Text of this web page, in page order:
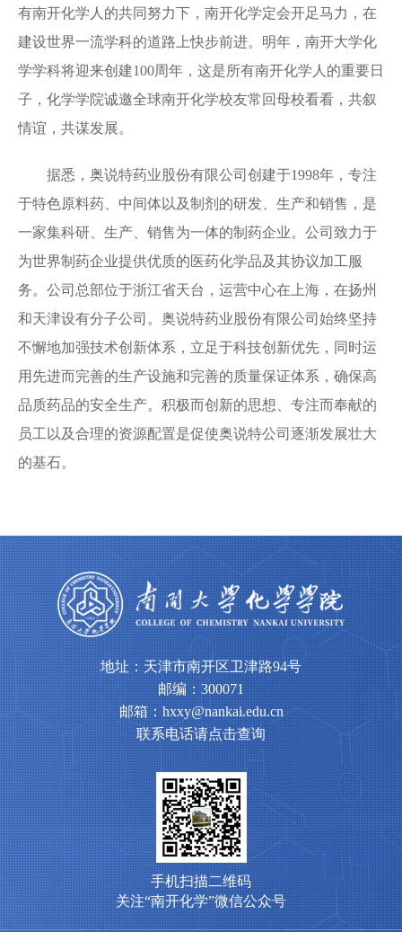
有南开化学人的共同努力下，南开化学定会开足马力，在
建设世界一流学科的道路上快步前进。明年，南开大学化
学学科将迎来创建100周年，这是所有南开化学人的重要日
子，化学学院诚邀全球南开化学校友常回母校看看，共叙
情谊，共谋发展。
据悉，奥说特药业股份有限公司创建于1998年，专注
于特色原料药、中间体以及制剂的研发、生产和销售，是
一家集科研、生产、销售为一体的制药企业。公司致力于
为世界制药企业提供优质的医药化学品及其协议加工服
务。公司总部位于浙江省天台，运营中心在上海，在扬州
和天津设有分子公司。奥说特药业股份有限公司始终坚持
不懈地加强技术创新体系，立足于科技创新优先，同时运
用先进而完善的生产设施和完善的质量保证体系，确保高
品质药品的安全生产。积极而创新的思想、专注而奉献的
员工以及合理的资源配置是促使奥说特公司逐渐发展壮大
的基石。
地址：天津市南开区卫津路94号
邮编：300071
邮箱：hxxy@nankai.edu.cn
联系电话请点击查询
手机扫描二维码
关注“南开化学”微信公众号